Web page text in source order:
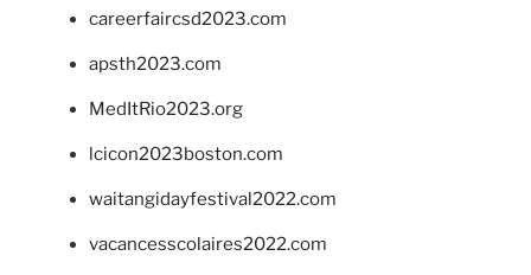
careerfaircsd2023.com
apsth2023.com
MedItRio2023.org
lcicon2023boston.com
waitangidayfestival2022.com
vacancesscolaires2022.com